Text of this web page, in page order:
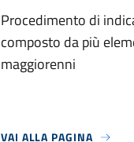
Procedimento di
composto da più
maggiorenni
VAI ALLA PAGINA